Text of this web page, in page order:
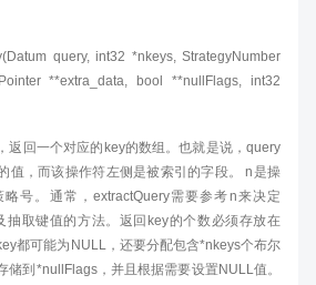
query, int32 *nkeys, StrategyNumber
**extra_data, bool **nullFlags, int32
返回一个对应的key的数组。也就是说，query
值，而该操作符左侧是被索引的字段。 n是操
号。通常，extractQuery需要参考n来决定
抽取键值的方法。返回key的个数必须存放在
都可能为NULL，还要分配包含*nkeys个布尔
储到*nullFlags，并且根据需要设置NULL值。